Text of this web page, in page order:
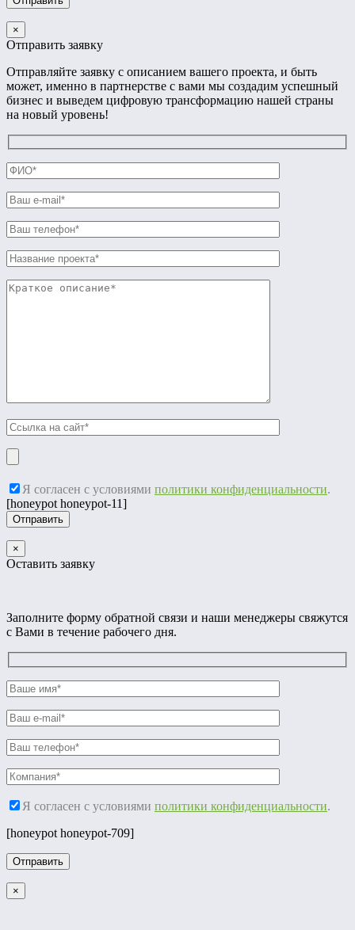
×
Отправить заявку
Отправляйте заявку с описанием вашего проекта, и быть
может, именно в партнерстве с вами мы создадим успешный
бизнес и выведем цифровую трансформацию нашей страны
на новый уровень!
Я согласен с условиями политики конфиденциальности.
[honeypot honeypot-11]
×
Оставить заявку
Заполните форму обратной связи и наши менеджеры свяжутся
с Вами в течение рабочего дня.
Я согласен с условиями политики конфиденциальности.
[honeypot honeypot-709]
×